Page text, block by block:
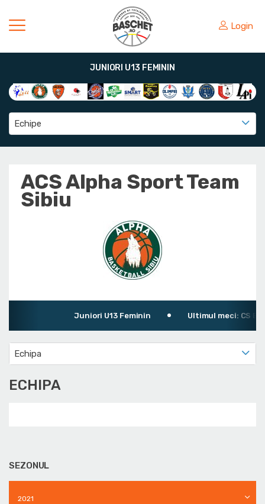
Login
JUNIORI U13 FEMININ
Echipe
ACS Alpha Sport Team
Sibiu
Juniori U13 Feminin Ultimul meci: CS
Echipa
ECHIPA
SEZONUL
2021